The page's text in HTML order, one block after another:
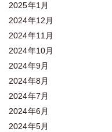
2025年1月
2024年12月
2024年11月
2024年10月
2024年9月
2024年8月
2024年7月
2024年6月
2024年5月